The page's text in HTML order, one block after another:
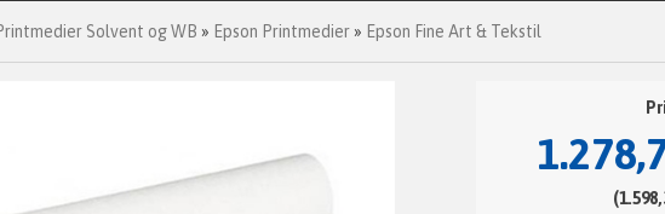
Solvent og WB » Epson Printmedier» Epson Fine Art & Tekstil